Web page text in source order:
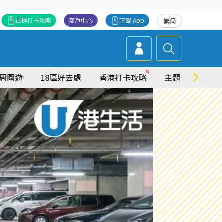
繁简
下載 App
商戶中心
社群打卡攻略
圍遊 18區好去處 香港打卡攻略 主題特集